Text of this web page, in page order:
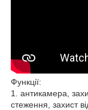
Функції:
1. антикамера,
стеження, захист